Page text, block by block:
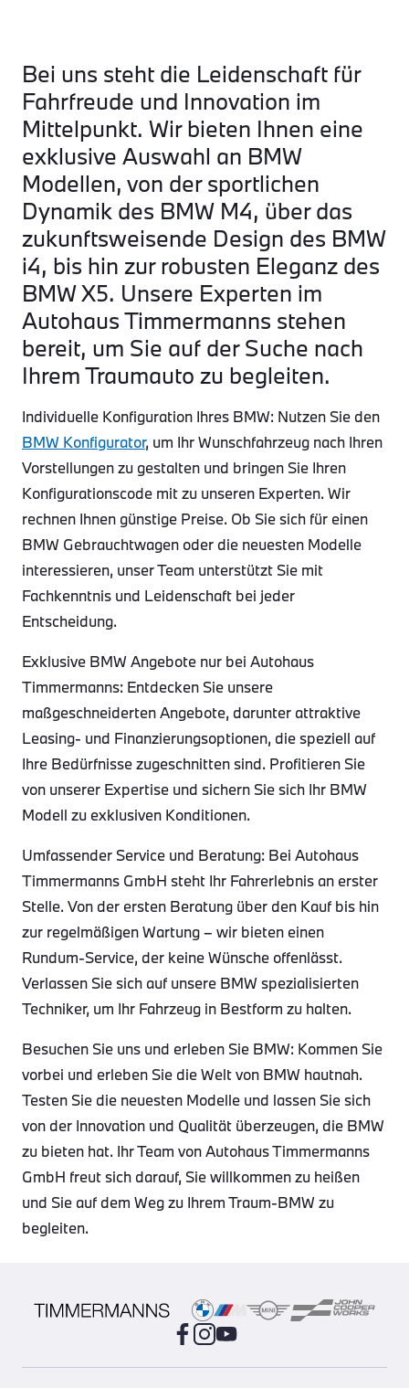
Bei uns steht die Leidenschaft für
Fahrfreude und Innovation im
Mittelpunkt. Wir bieten Ihnen eine
exklusive Auswahl an BMW
Modellen, von der sportlichen
Dynamik des BMW M4, über das
zukunftsweisende Design des BMW
i4, bis hin zur robusten Eleganz des
BMW X5. Unsere Experten im
Autohaus Timmermanns stehen
bereit, um Sie auf der Suche nach
Ihrem Traumauto zu begleiten.
Individuelle Konfiguration Ihres BMW: Nutzen Sie den
BMW Konfigurator, um Ihr Wunschfahrzeug nach Ihren
Vorstellungen zu gestalten und bringen Sie Ihren
Konfigurationscode mit zu unseren Experten. Wir
rechnen Ihnen günstige Preise. Ob Sie sich für einen
BMW Gebrauchtwagen oder die neuesten Modelle
interessieren, unser Team unterstützt Sie mit
Fachkenntnis und Leidenschaft bei jeder
Entscheidung.
Exklusive BMW Angebote nur bei Autohaus
Timmermanns: Entdecken Sie unsere
maßgeschneiderten Angebote, darunter attraktive
Leasing- und Finanzierungsoptionen, die speziell auf
Ihre Bedürfnisse zugeschnitten sind. Profitieren Sie
von unserer Expertise und sichern Sie sich Ihr BMW
Modell zu exklusiven Konditionen.
Umfassender Service und Beratung: Bei Autohaus
Timmermanns GmbH steht Ihr Fahrerlebnis an erster
Stelle. Von der ersten Beratung über den Kauf bis hin
zur regelmäßigen Wartung – wir bieten einen
Rundum-Service, der keine Wünsche offenlässt.
Verlassen Sie sich auf unsere BMW spezialisierten
Techniker, um Ihr Fahrzeug in Bestform zu halten.
Besuchen Sie uns und erleben Sie BMW: Kommen Sie
vorbei und erleben Sie die Welt von BMW hautnah.
Testen Sie die neuesten Modelle und lassen Sie sich
von der Innovation und Qualität überzeugen, die BMW
zu bieten hat. Ihr Team von Autohaus Timmermanns
GmbH freut sich darauf, Sie willkommen zu heißen
und Sie auf dem Weg zu Ihrem Traum-BMW zu
begleiten.